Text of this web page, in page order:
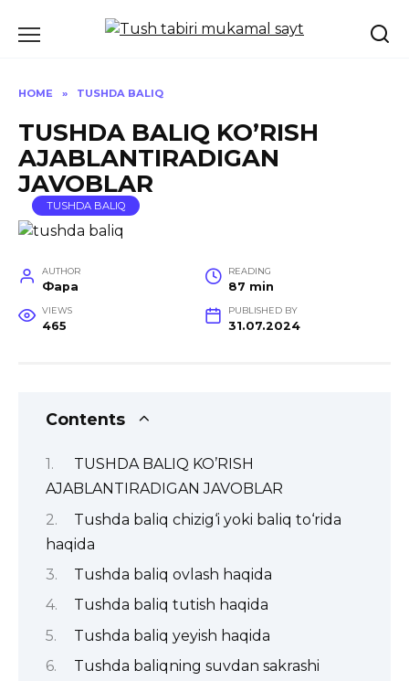
HOME » TUSHDA BALIQ
TUSHDA BALIQ KO’RISH
AJABLANTIRADIGAN
JAVOBLAR
TUSHDA BALIQ
AUTHOR
Фара
READING
87 min
VIEWS
465
PUBLISHED BY
31.07.2024
Contents
TUSHDA BALIQ KO’RISH
AJABLANTIRADIGAN JAVOBLAR
Tushda baliq chizig‘i yoki baliq to‘rida
haqida
Tushda baliq ovlash haqida
Tushda baliq tutish haqida
Tushda baliq yeyish haqida
Tushda baliqning suvdan sakrashi